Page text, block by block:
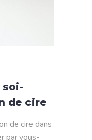
soi-
de cire
de cire dans
par vous-